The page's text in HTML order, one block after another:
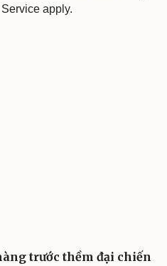
Service apply.
trước thềm đại chiến